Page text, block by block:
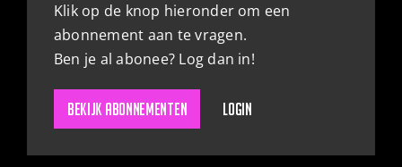
MIJN ACCOUNT
ZOEKEN
Klik op de knop hieronder om een
abonnement aan te vragen.
Ben je al abonee? Log dan in!
Bekijk abonnementen Login